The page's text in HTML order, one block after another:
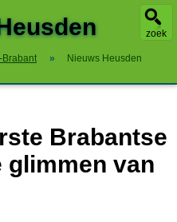
zoek
Brabant » Nieuws Heusden
Brabantse
van